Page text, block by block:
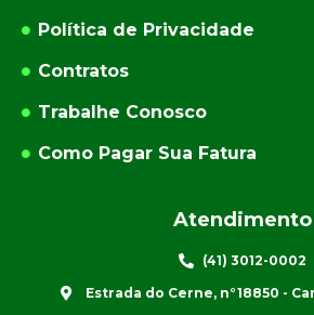
Política de Privacidade
Contratos
Trabalhe Conosco
Como Pagar Sua Fatura
Atendimento
(41) 3012-0002
Estrada do Cerne, n°18850 -